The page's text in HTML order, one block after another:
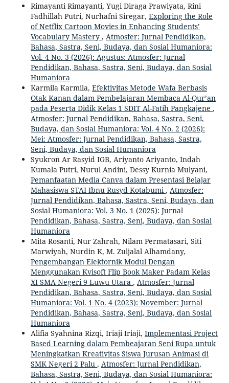
Rimayanti Rimayanti, Yugi Diraga Prawiyata, Rini
Fadhillah Putri, Nurhafni Siregar, Exploring the Role
of Netflix Cartoon Movies in Enhancing Students’
Vocabulary Mastery , Atmosfer: Jurnal Pendidikan,
Bahasa, Sastra, Seni, Budaya, dan Sosial Humaniora:
Vol. 4 No. 3 (2026): Agustus: Atmosfer: Jurnal
Pendidikan, Bahasa, Sastra, Seni, Budaya, dan Sosial
Humaniora
Karmila Karmila, Efektivitas Metode Wafa Berbasis
Otak Kanan dalam Pembelajaran Membaca Al-Qur’an
pada Peserta Didik Kelas 1 SDIT Al-Fatih Pangkajene ,
Atmosfer: Jurnal Pendidikan, Bahasa, Sastra, Seni,
Budaya, dan Sosial Humaniora: Vol. 4 No. 2 (2026):
Mei: Atmosfer: Jurnal Pendidikan, Bahasa, Sastra,
Seni, Budaya, dan Sosial Humaniora
Syukron Ar Rasyid IGB, Ariyanto Ariyanto, Indah
Kumala Putri, Nurul Andini, Dessy Kurnia Mulyani,
Pemanfaatan Media Canva dalam Presentasi Belajar
Mahasiswa STAI Ibnu Rusyd Kotabumi , Atmosfer:
Jurnal Pendidikan, Bahasa, Sastra, Seni, Budaya, dan
Sosial Humaniora: Vol. 3 No. 1 (2025): Jurnal
Pendidikan, Bahasa, Sastra, Seni, Budaya, dan Sosial
Humaniora
Mita Rosanti, Nur Zahrah, Nilam Permatasari, Siti
Marwiyah, Nurdin K, M. Zuljalal Alhamdany,
Pengembangan Elektornik Modul Dengan
Menggunakan Kvisoft Flip Book Maker Padam Kelas
XI SMA Negeri 9 Luwu Utara , Atmosfer: Jurnal
Pendidikan, Bahasa, Sastra, Seni, Budaya, dan Sosial
Humaniora: Vol. 1 No. 4 (2023): November: Jurnal
Pendidikan, Bahasa, Sastra, Seni, Budaya, dan Sosial
Humaniora
Alifia Syahnina Rizqi, Iriaji Iriaji, Implementasi Project
Based Learning dalam Pembeajaran Seni Rupa untuk
Meningkatkan Kreativitas Siswa Jurusan Animasi di
SMK Negeri 2 Palu , Atmosfer: Jurnal Pendidikan,
Bahasa, Sastra, Seni, Budaya, dan Sosial Humaniora: